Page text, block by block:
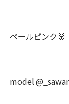
ペールピンク🐻
model